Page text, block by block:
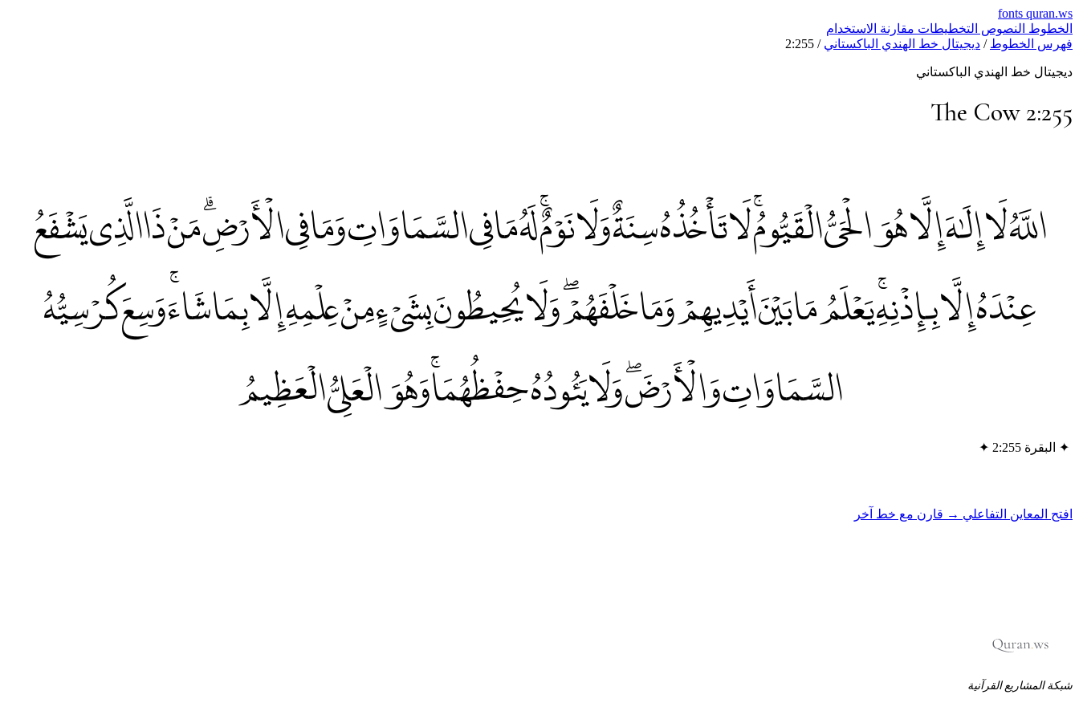
fonts quran.ws
الخطوط النصوص التخطيطات مقارنة الاستخدام
فهرس الخطوط / ديجيتال خط الهندي الباكستاني /
2:255
ديجيتال خط الهندي الباكستاني
The Cow 2:255
اللَّهُ لَا إِلَٰهَ إِلَّا هُوَ الْحَيُّ الْقَيُّومُۚ لَا تَأْخُذُهُ سِنَةٌ وَلَا نَوْمٌۚ لَهُ مَا فِي السَّمَاوَاتِ وَمَا فِي الْأَرْضِۗ مَنْ ذَا الَّذِي يَشْفَعُ
عِنْدَهُ إِلَّا بِإِذْنِهِۚ يَعْلَمُ مَا بَيْنَ أَيْدِيهِمْ وَمَا خَلْفَهُمْۖ وَلَا يُحِيطُونَ بِشَيْءٍ مِنْ عِلْمِهِ إِلَّا بِمَا شَاءَۚ وَسِعَ كُرْسِيُّهُ
السَّمَاوَاتِ وَالْأَرْضَۖ وَلَا يَئُودُهُ حِفْظُهُمَاۚ وَهُوَ الْعَلِيُّ الْعَظِيمُ
✦ البقرة 2:255 ✦
افتح المعاين التفاعلي → قارن مع خط آخر
شبكة المشاريع القرآنية